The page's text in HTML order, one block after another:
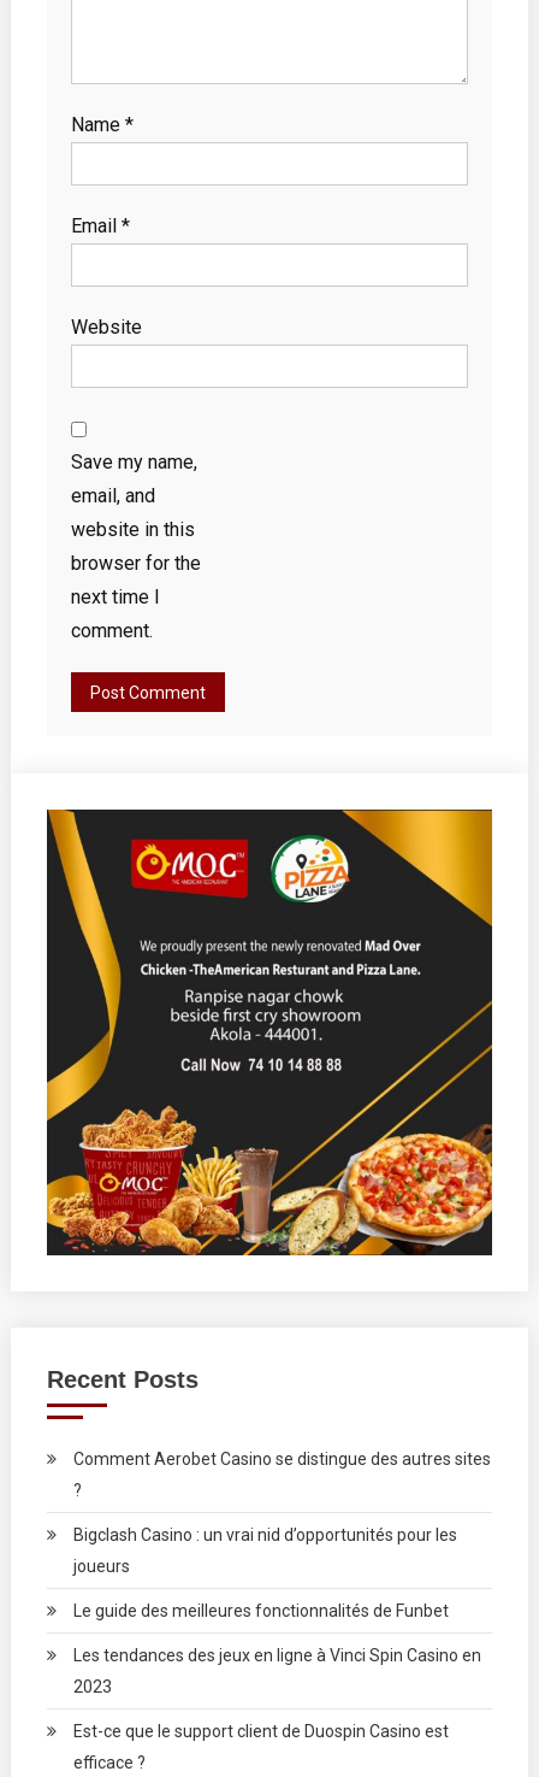
Name *
Email *
Website
Save my name,
email, and
website in this
browser for the
next time I
comment.
Recent Posts
Comment Aerobet Casino se distingue des autres sites
?
Bigclash Casino : un vrai nid d’opportunités pour les
joueurs
Le guide des meilleures fonctionnalités de Funbet
Les tendances des jeux en ligne à Vinci Spin Casino en
2023
Est-ce que le support client de Duospin Casino est
efficace ?